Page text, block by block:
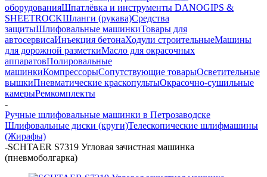
оборудованияШпатлёвка и инструменты DANOGIPS &
SHEETROCKШланги (рукава)Средства
защитыШлифовальные машинкиТовары для
автосервисаИнъекция бетонаХодули строительныеМашины
для дорожной разметкиМасло для окрасочных
аппаратовПолировальные
машинкиКомпрессорыСопутствующие товарыОсветительные
вышкиПневматические краскопультыОкрасочно-сушильные
камерыРемкомплекты
-
Ручные шлифовальные машинки в Петрозаводске
Шлифовальные диски (круги)Телескопические шлифмашины
(Жирафы)
-SCHTAER S7319 Угловая зачистная машинка
(пневмоболгарка)